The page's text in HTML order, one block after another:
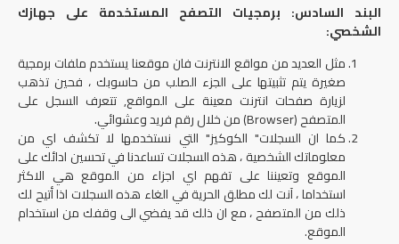
البند السادس: برمجيات التصفح المستخدمة على جهازك
الشخصي:
مثل العديد من مواقع الانترنت فان موقعنا يستخدم ملفات برمجية
صغيرة يتم تثبيتها على الجزء الصلب من حاسوبك ، فحين تذهب
لزيارة صفحات انترنت معينة على المواقع, تتعرف السجل على
المتصفح (Browser) من خلال رقم فريد وعشوائي.
كما ان السجلات" الكوكيز" التي نستخدمها لا تكشف اي من
معلوماتك الشخصية ، هذه السجلات تساعدنا في تحسين ادائك على
الموقع وتعيننا على تفهم اي اجزاء من الموقع هي الاكثر
استخداما ، آنت لك مطلق الحرية في الغاء هذه السجلات اذا أتيح لك
ذلك من المتصفح ، مع ان ذلك قد يفضي الى وقفك من استخدام
الموقع.